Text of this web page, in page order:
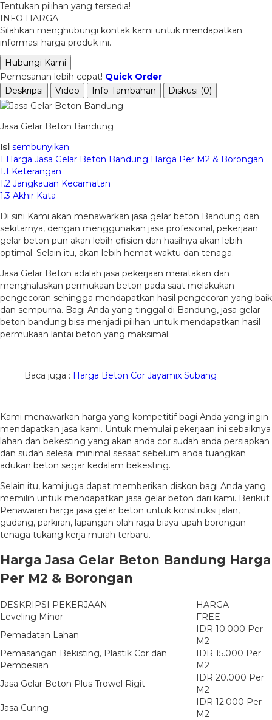
Tentukan pilihan yang tersedia!
INFO HARGA
Silahkan menghubungi kontak kami untuk mendapatkan
informasi harga produk ini.
Hubungi Kami
Pemesanan lebih cepat! Quick Order
Deskripsi
Video Info Tambahan Diskusi (0)
Jasa Gelar Beton Bandung
Isi sembunyikan
1 Harga Jasa Gelar Beton Bandung Harga Per M2 & Borongan
1.1 Keterangan
1.2 Jangkauan Kecamatan
1.3 Akhir Kata
Di sini Kami akan menawarkan jasa gelar beton Bandung dan
sekitarnya, dengan menggunakan jasa profesional, pekerjaan
gelar beton pun akan lebih efisien dan hasilnya akan lebih
optimal. Selain itu, akan lebih hemat waktu dan tenaga.
Jasa Gelar Beton adalah jasa pekerjaan meratakan dan
menghaluskan permukaan beton pada saat melakukan
pengecoran sehingga mendapatkan hasil pengecoran yang baik
dan sempurna. Bagi Anda yang tinggal di Bandung, jasa gelar
beton bandung bisa menjadi pilihan untuk mendapatkan hasil
permukaan lantai beton yang maksimal.
Baca juga : Harga Beton Cor Jayamix Subang
Kami menawarkan harga yang kompetitif bagi Anda yang ingin
mendapatkan jasa kami. Untuk memulai pekerjaan ini sebaiknya
lahan dan bekesting yang akan anda cor sudah anda persiapkan
dan sudah selesai minimal sesaat sebelum anda tuangkan
adukan beton segar kedalam bekesting.
Selain itu, kami juga dapat memberikan diskon bagi Anda yang
memilih untuk mendapatkan jasa gelar beton dari kami. Berikut
Penawaran harga jasa gelar beton untuk konstruksi jalan,
gudang, parkiran, lapangan olah raga biaya upah borongan
tenaga tukang kerja murah terbaru.
Harga Jasa Gelar Beton Bandung Harga
Per M2 & Borongan
DESKRIPSI PEKERJAAN
HARGA
Leveling Minor
FREE
Pemadatan Lahan
IDR 10.000 Per
M2
Pemasangan Bekisting, Plastik Cor dan
Pembesian
IDR 15.000 Per
M2
Jasa Gelar Beton Plus Trowel Rigit
IDR 20.000 Per
M2
Jasa Curing
IDR 12.000 Per
M2